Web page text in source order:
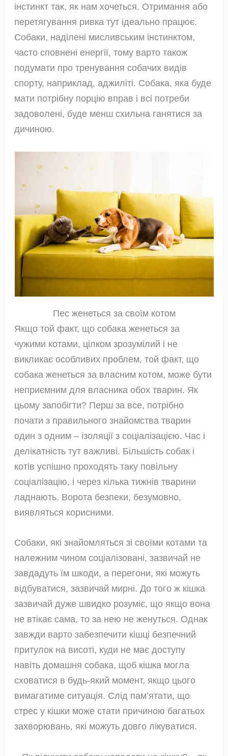
інстинкт так, як нам хочеться. Отримання або
перетягування ривка тут ідеально працює.
Собаки, наділені мисливським інстинктом,
часто сповнені енергії, тому варто також
подумати про тренування собачих видів
спорту, наприклад, аджиліті. Собака, яка буде
мати потрібну порцію вправ і всі потреби
задоволені, буде менш схильна ганятися за
дичиною.
Пес женеться за своїм котом
Якщо той факт, що собака женеться за
чужими котами, цілком зрозумілий і не
викликає особливих проблем, той факт, що
собака женеться за власним котом, може бути
неприємним для власника обох тварин. Як
цьому запобігти? Перш за все, потрібно
почати з правильного знайомства тварин
один з одним – ізоляції з соціалізацією. Час і
делікатність тут важливі. Більшість собак і
котів успішно проходять таку повільну
соціалізацію, і через кілька тижнів тварини
ладнають. Ворота безпеки, безумовно,
виявляться корисними.
Собаки, які знайомляться зі своїми котами та
належним чином соціалізовані, зазвичай не
завдадуть їм шкоди, а перегони, які можуть
відбуватися, зазвичай мирні. До того ж кішка
зазвичай дуже швидко розуміє, що якщо вона
не втікає сама, то за нею не женуться. Однак
завжди варто забезпечити кішці безпечний
притулок на висоті, куди не має доступу
навіть домашня собака, щоб кішка могла
сховатися в будь-який момент, якщо цього
вимагатиме ситуація. Слід пам’ятати, що
стрес у кішки може стати причиною багатьох
захворювань, які можуть довго лікуватися.